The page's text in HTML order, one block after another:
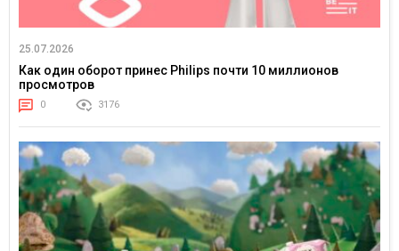
25.07.2026
Как один оборот принес Philips почти 10 миллионов
просмотров
0 3176